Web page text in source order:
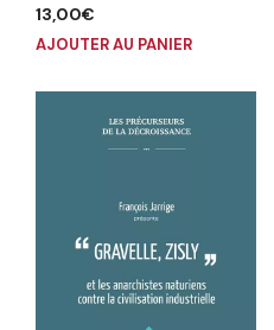
13,00€
AJOUTER AU PANIER